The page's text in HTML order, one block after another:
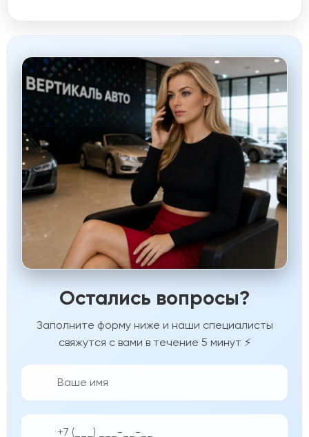
Остались вопросы?
Заполните форму ниже и наши специалисты
свяжутся с вами в течение 5 минут ⚡